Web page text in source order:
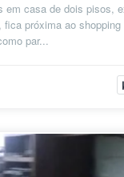
em casa de dois pisos,
próxima ao
par...